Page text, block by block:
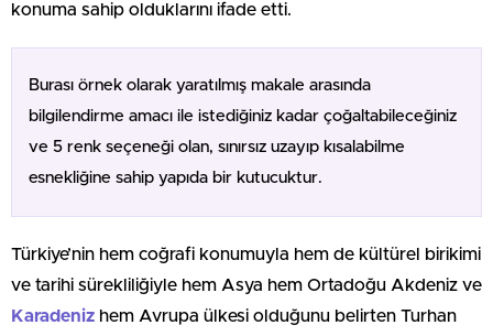
konuma sahip olduklarını ifade etti.
Burası örnek olarak yaratılmış makale arasında
bilgilendirme amacı ile istediğiniz kadar çoğaltabileceğiniz
ve 5 renk seçeneği olan, sınırsız uzayıp kısalabilme
esnekliğine sahip yapıda bir kutucuktur.
Türkiye’nin hem coğrafi konumuyla hem de kültürel birikimi
ve tarihi sürekliliğiyle hem Asya hem Ortadoğu Akdeniz ve
Karadeniz hem Avrupa ülkesi olduğunu belirten Turhan